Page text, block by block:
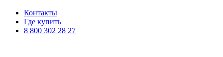
Контакты
Где купить
8 800 302 28 27